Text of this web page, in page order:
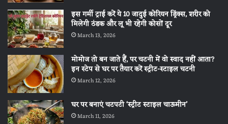
इस गर्मी ट्राई करें ये 10 जादुई कोरियन ड्रिंक्स, शरीर को
मिलेगी ठंडक और लू भी रहेगी कोसों दूर
March 13, 2026
मोमोज तो बन जाते हैं, पर चटनी में वो स्वाद नहीं आता?
इन स्टेप से घर पर तैयार करें स्ट्रीट-स्टाइल चटनी
March 12, 2026
घर पर बनाएं चटपटी ‘स्ट्रीट स्टाइल चाऊमीन’
March 11, 2026